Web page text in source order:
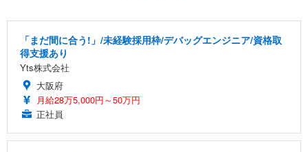
「まだ間に合う!」/未経験採用枠/デバッグエンジニア/資格取
得支援あり
Yts株式会社
大阪府
月給28万5,000円～50万円
正社員